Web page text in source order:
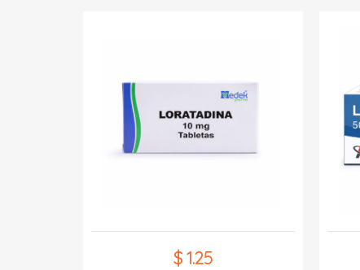
$ 1.25